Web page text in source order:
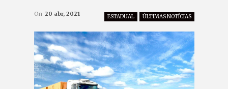
ESTADUAL ÚLTIMAS NOTÍCIAS
On 20 abr, 2021